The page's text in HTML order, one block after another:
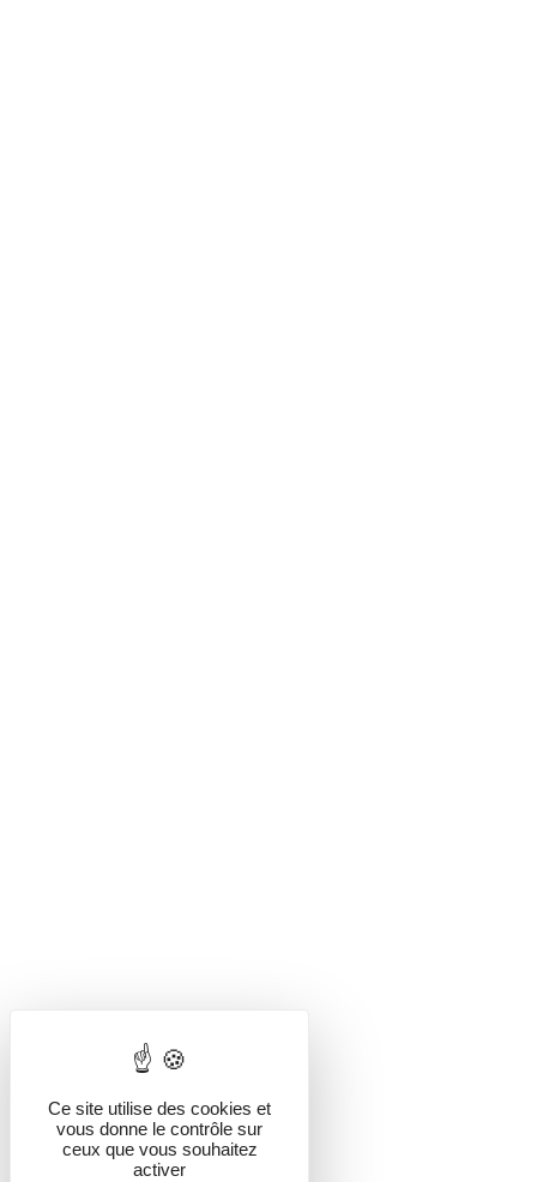
Ce site utilise des cookies et
vous donne le contrôle sur
ceux que vous souhaitez
activer